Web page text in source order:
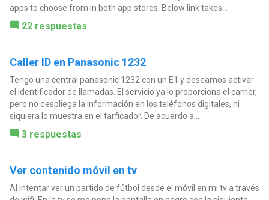
apps to choose from in both app stores. Below link takes...
22 respuestas
Caller ID en Panasonic 1232
Tengo una central panasonic 1232 con un E1 y deseamos activar
el identificador de llamadas. El servicio ya lo proporciona el carrier,
pero no despliega la información en los teléfonos digitales, ni
siquiera lo muestra en el tarficador. De acuerdo a...
3 respuestas
Ver contenido móvil en tv
Al intentar ver un partido de fútbol desde el móvil en mi tv a través